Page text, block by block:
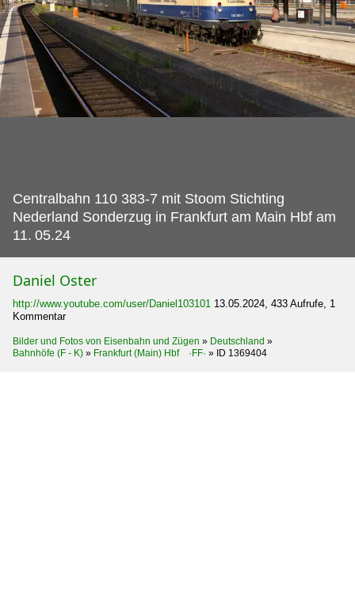
Centralbahn 110 383-7 mit Stoom Stichting
Nederland Sonderzug in Frankfurt am Main Hbf am
11. 05.24
Daniel Oster
http://www.youtube.com/user/Daniel103101 13.05.2024, 433 Aufrufe, 1
Kommentar
Bilder und Fotos von Eisenbahn und Zügen » Deutschland »
Bahnhöfe (F - K) » Frankfurt (Main) Hbf ·FF· » ID 1369404